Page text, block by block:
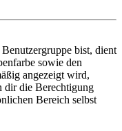
bist, dient
sowie den
angezeigt wird,
dir die Berechtigung
Bereich selbst